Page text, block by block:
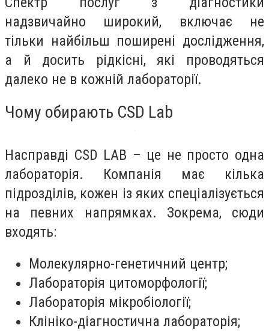
надзвичайно широкий, включає не
тільки найбільш поширені дослідження,
а й досить рідкісні, які проводяться
далеко не в кожній лабораторії.
Чому обирають CSD Lab
Насправді CSD LAB – це не просто одна
лабораторія. Компанія має кілька
підрозділів, кожен із яких спеціалізується
на певних напрямках. Зокрема, сюди
входять:
Молекулярно-генетичний центр;
Лабораторія цитоморфології;
Лабораторія мікробіології;
Клініко-діагностична лабораторія;